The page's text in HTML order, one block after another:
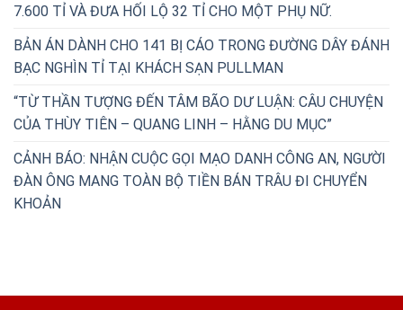
7.600 TỈ VÀ ĐƯA HỐI LỘ 32 TỈ CHO MỘT PHỤ NỮ.
BẢN ÁN DÀNH CHO 141 BỊ CÁO TRONG ĐƯỜNG DÂY ĐÁNH
BẠC NGHÌN TỈ TẠI KHÁCH SẠN PULLMAN
“TỪ THẦN TƯỢNG ĐẾN TÂM BÃO DƯ LUẬN: CÂU CHUYỆN
CỦA THÙY TIÊN – QUANG LINH – HẰNG DU MỤC”
CẢNH BÁO: NHẬN CUỘC GỌI MẠO DANH CÔNG AN, NGƯỜI
ĐÀN ÔNG MANG TOÀN BỘ TIỀN BÁN TRÂU ĐI CHUYỂN
KHOẢN